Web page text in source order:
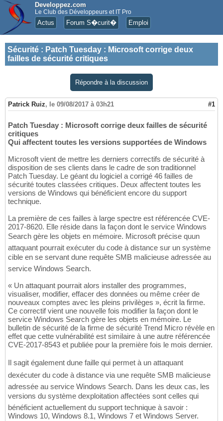
Developpez.com
Le Club des Développeurs et IT Pro
Actus Forum S�curit� Emploi
Sécurité : Patch Tuesday : Microsoft corrige deux
failles de sécurité critiques
Répondre à la discussion
Patrick Ruiz, le 09/08/2017 à 03h21 #1
Patch Tuesday : Microsoft corrige deux failles de sécurité
critiques
Qui affectent toutes les versions supportées de Windows
Microsoft vient de mettre les derniers correctifs de sécurité à
disposition de ses clients dans le cadre de son traditionnel
Patch Tuesday. Le géant du logiciel a corrigé 46 failles de
sécurité toutes classées critiques. Deux affectent toutes les
versions de Windows qui bénéficient encore du support
technique.
La première de ces failles à large spectre est référencée CVE-
2017-8620. Elle réside dans la façon dont le service Windows
Search gère les objets en mémoire. Microsoft précise quun
attaquant pourrait exécuter du code à distance sur un système
cible en se servant dune requête SMB malicieuse adressée au
service Windows Search.
« Un attaquant pourrait alors installer des programmes,
visualiser, modifier, effacer des données ou même créer de
nouveaux comptes avec les pleins privilèges », écrit la firme.
Ce correctif vient une nouvelle fois modifier la façon dont le
service Windows Search gère les objets en mémoire. Le
bulletin de sécurité de la firme de sécurité Trend Micro révèle en
effet que cette vulnérabilité est similaire à une autre référencée
CVE-2017-8543 et publiée pour la première fois le mois dernier.
Il sagit également dune faille qui permet à un attaquant
dexécuter du code à distance via une requête SMB malicieuse
adressée au service Windows Search. Dans les deux cas, les
versions du système dexploitation affectées sont celles qui
bénéficient actuellement du support technique à savoir :
Windows 10, Windows 8.1, Windows 7 et Windows Server.